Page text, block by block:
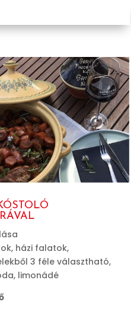
házi falatok,
3 féle választható,
limonádé